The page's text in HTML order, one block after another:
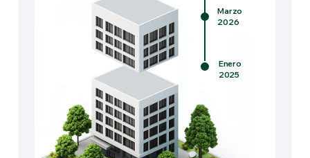
Marzo
2026
Enero
2025